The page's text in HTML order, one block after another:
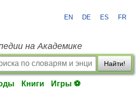
EN DE ES FR
на Академике
Найти!
Книги Игры ⚽